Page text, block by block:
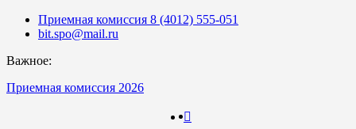
Skip
Приемная комиссия 8 (4012) 555-051
bit.spo@mail.ru
Важное:
Приемная комиссия 2026